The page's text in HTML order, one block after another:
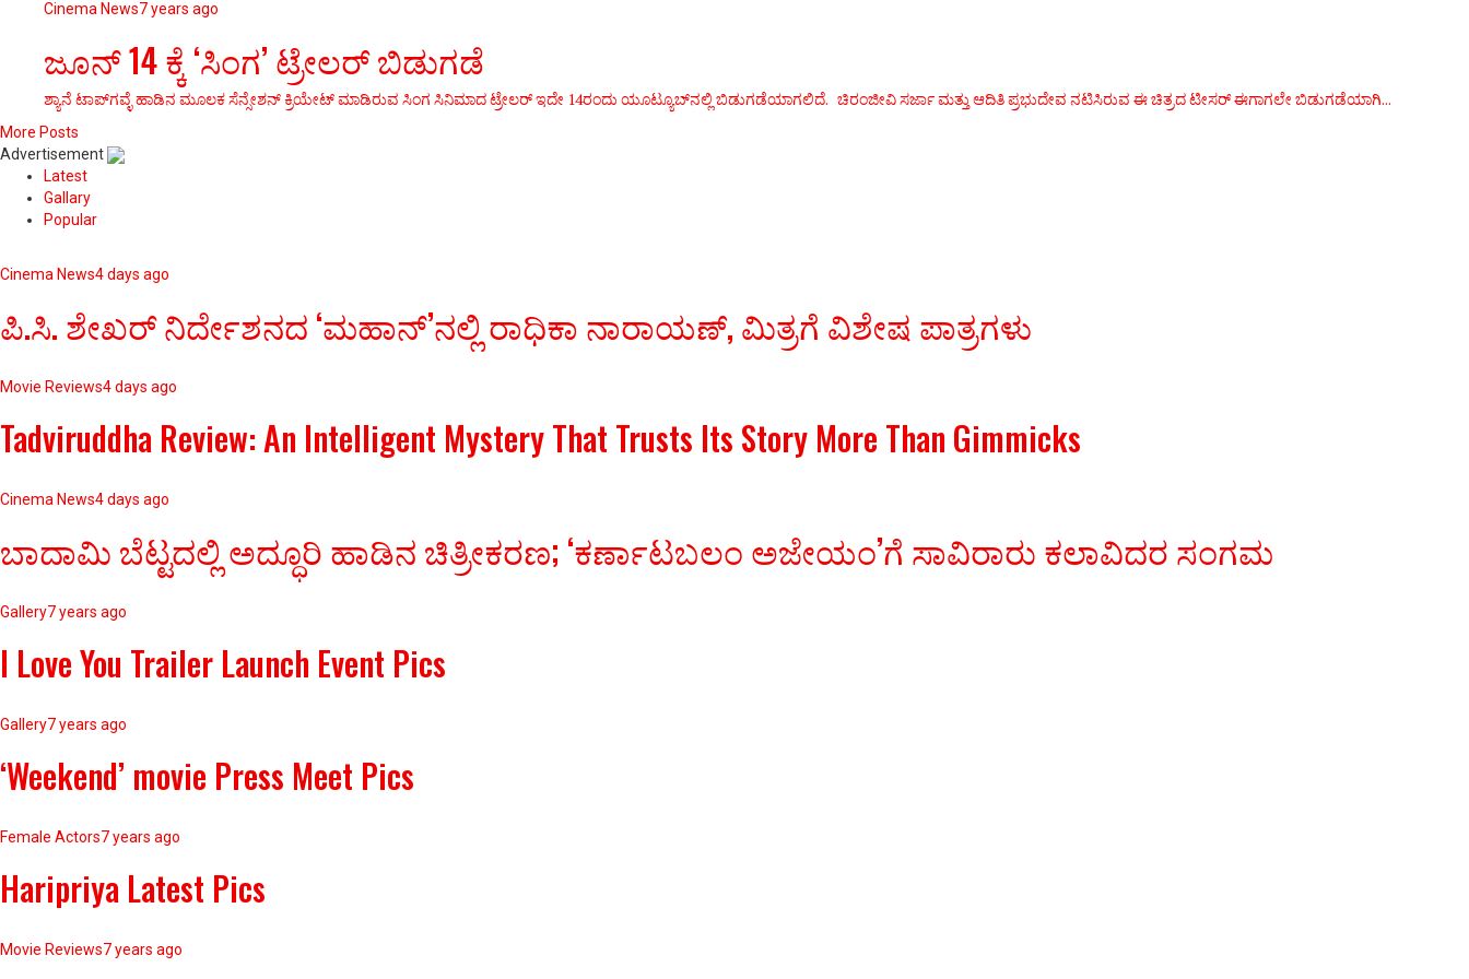
Cinema News7 years ago
ಜೂನ್‌ 14 ಕ್ಕೆ ‘ಸಿಂಗ’ ಟ್ರೇಲರ್‌ ಬಿಡುಗಡೆ
ಶ್ಯಾನೆ ಟಾಪ್‌ಗವ್ಳೆ ಹಾಡಿನ ಮೂಲಕ ಸೆನ್ಸೇಶನ್‌ ಕ್ರಿಯೇಟ್‌ ಮಾಡಿರುವ ಸಿಂಗ ಸಿನಿಮಾದ ಟ್ರೇಲರ್‌ ಇದೇ 14ರಂದು ಯೂಟ್ಯೂಬ್‌ನಲ್ಲಿ ಬಿಡುಗಡೆಯಾಗಲಿದೆ. ಚಿರಂಜೀವಿ ಸರ್ಜಾ ಮತ್ತು ಆದಿತಿ ಪ್ರಭುದೇವ ನಟಿಸಿರುವ ಈ ಚಿತ್ರದ ಟೀಸರ್‌ ಈಗಾಗಲೇ ಬಿಡುಗಡೆಯಾಗಿ...
More Posts
Advertisement
Latest
Gallary
Popular
Cinema News4 days ago
ಪಿ.ಸಿ. ಶೇಖರ್ ನಿರ್ದೇಶನದ ‘ಮಹಾನ್’ನಲ್ಲಿ ರಾಧಿಕಾ ನಾರಾಯಣ್, ಮಿತ್ರಗೆ ವಿಶೇಷ ಪಾತ್ರಗಳು
Movie Reviews4 days ago
Tadviruddha Review: An Intelligent Mystery That Trusts Its Story More Than Gimmicks
Cinema News4 days ago
ಬಾದಾಮಿ ಬೆಟ್ಟದಲ್ಲಿ ಅದ್ಧೂರಿ ಹಾಡಿನ ಚಿತ್ರೀಕರಣ; ‘ಕರ್ಣಾಟಬಲಂ ಅಜೇಯಂ’ಗೆ ಸಾವಿರಾರು ಕಲಾವಿದರ ಸಂಗಮ
Gallery7 years ago
I Love You Trailer Launch Event Pics
Gallery7 years ago
‘Weekend’ movie Press Meet Pics
Female Actors7 years ago
Haripriya Latest Pics
Movie Reviews7 years ago